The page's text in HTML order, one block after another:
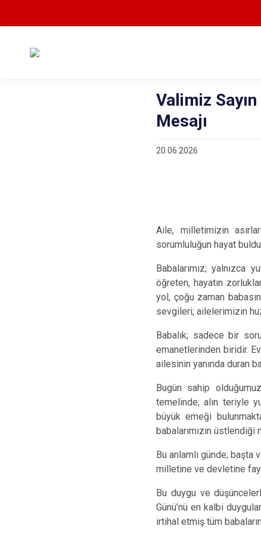
Valimiz
Mesajı
20.06.2026
Aile, milletimizin
sorumluluğun hayat
Babalarımız; yalnızca
öğreten, hayatın
yol, çoğu zaman
sevgileri; ailelerimizin
Babalık; sadece bir
emanetlerinden biridir.
ailesinin yanında duran
Bugün sahip
temelinde; alın teriyle
büyük emeği
babalarımızın
Bu anlamlı günde; başta
milletine ve devletine
Bu duygu ve
Günü’nü en kalbi
irtihal etmiş tüm